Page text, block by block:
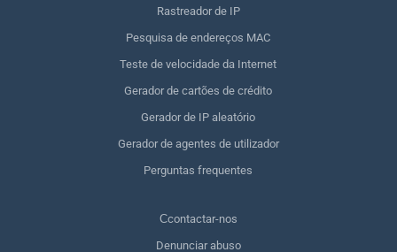
Rastreador de IP
Pesquisa de endereços MAC
Teste de velocidade da Internet
Gerador de cartões de crédito
Gerador de IP aleatório
Gerador de agentes de utilizador
Perguntas frequentes
Сcontactar-nos
Denunciar abuso